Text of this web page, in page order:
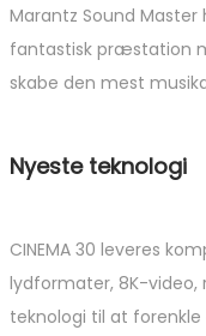
Marantz Sound Master
fantastisk præstation
skabe den mest
Nyeste teknologi
CINEMA 30 leveres
lydformater, 8K-
teknologi til at